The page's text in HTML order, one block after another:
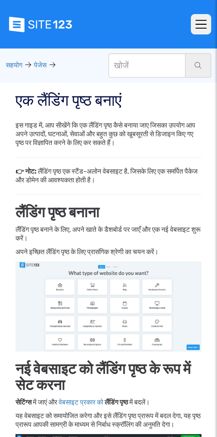
सहयोग पेजेस
एक लैंडिंग पृष्ठ बनाएं
इस गाइड में, आप सीखेंगे कि एक लैंडिंग पृष्ठ कैसे बनाया जाए जिसका उपयोग आप
अपने उत्पादों, घटनाओं, सेवाओं और बहुत कुछ को खूबसूरती से डिजाइन किए गए
पृष्ठ पर विज्ञापित करने के लिए कर सकते हैं।
👉 नोट:लैंडिंग पृष्ठ एक स्टैंड-अलोन वेबसाइट है, जिसके लिए एक समर्पित पैकेज
और डोमेन की आवश्यकता होती है।
लैंडिंग पृष्ठ बनाना
लैंडिंग पृष्ठ बनाने के लिए, अपने खाते के डैशबोर्ड पर जाएँ और एक नई वेबसाइट शुरू
करें।
अपने इच्छित लैंडिंग पृष्ठ के लिए प्रासंगिक श्रेणी का चयन करें।
नई वेबसाइट को लैंडिंग पृष्ठ के रूप में
सेट करना
सेटिंग्समें जाएं औरवेबसाइट प्रकार कोलैंडिंग पृष्ठमें बदलें।
यह वेबसाइट को समायोजित करेगा और इसे लैंडिंग पृष्ठ प्रारूप में बदल देगा, यह पृष्ठ
प्रारूप आपकी सामग्री के माध्यम से निर्बाध स्क्रॉलिंग की अनुमति देगा।